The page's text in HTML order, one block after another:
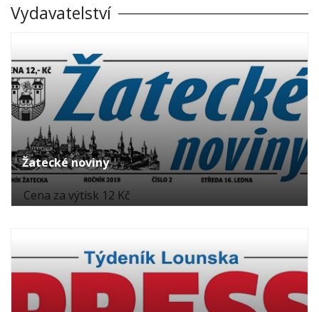
Vydavatelství
Žatecké noviny
Cena za výtisk 12 Kč